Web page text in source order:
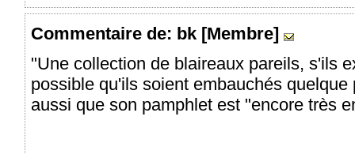
Commentaire de: bk [Membre]
"Une collection de blaireaux pareils, s'ils
possible qu'ils soient embauchés
aussi que son pamphlet est "encore très